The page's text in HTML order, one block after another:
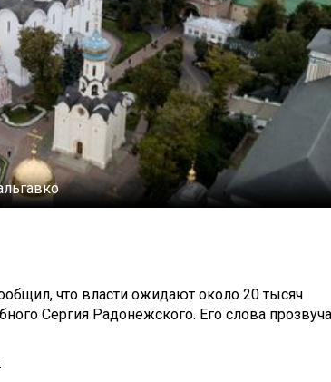
что власти ожидают около 20 тысяч
Сергия Радонежского. Его слова